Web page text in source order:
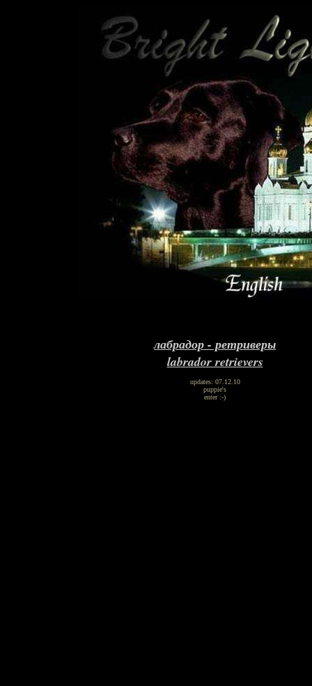
лабрадор - ретриверы
labrador retrievers
updates: 07.12.10
puppie's
enter :-)